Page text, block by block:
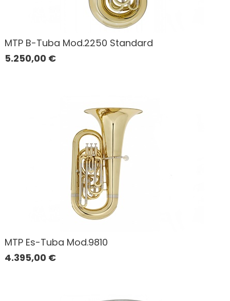
MTP B-Tuba Mod.2250 Standard
5.250,00 €
MTP Es-Tuba Mod.9810
4.395,00 €